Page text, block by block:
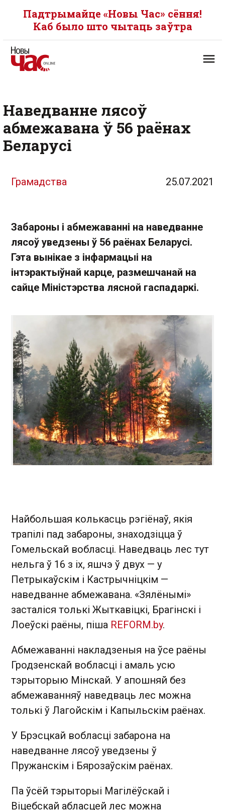
Падтрымайце «Новы Час» сёння!
Каб было што чытаць заўтра
Наведванне лясоў
абмежавана ў 56 раёнах
Беларусі
Грамадства 25.07.2021
Забароны і абмежаванні на наведванне
лясоў уведзены ў 56 раёнах Беларусі.
Гэта вынікае з інфармацыі на
інтэрактыўнай карце, размешчанай на
сайце Міністэрства лясной гаспадаркі.
Найбольшая колькасць рэгіёнаў, якія
трапілі пад забароны, знаходзіцца ў
Гомельскай вобласці. Наведваць лес тут
нельга ў 16 з іх, яшчэ ў двух — у
Петрыкаўскім і Кастрычніцкім —
наведванне абмежавана. «Зялёнымі»
засталіся толькі Жыткавіцкі, Брагінскі і
Лоеўскі раёны, піша REFORM.by.
Абмежаванні накладзеныя на ўсе раёны
Гродзенскай вобласці і амаль усю
тэрыторыю Мінскай. У апошняй без
абмежаванняў наведваць лес можна
толькі ў Лагойскім і Капыльскім раёнах.
У Брэсцкай вобласці забарона на
наведванне лясоў уведзены ў
Пружанскім і Бярозаўскім раёнах.
Па ўсёй тэрыторыі Магілёўскай і
Віцебскай абласцей лес можна